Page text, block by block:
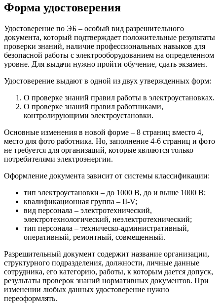
Форма удостоверения
Удостоверение по ЭБ – особый вид разрешительного
документа, который подтверждает положительные результаты
проверки знаний, наличие профессиональных навыков для
безопасной работы с электрооборудованием на определенном
уровне. Для выдачи нужно пройти обучение, сдать экзамен.
Удостоверение выдают в одной из двух утвержденных форм:
О проверке знаний правил работы в электроустановках.
О проверке знаний правил работниками,
контролирующими электроустановки.
Основные изменения в новой форме – 8 страниц вместо 4,
место для фото работника. Но, заполнение 4-6 страниц и фото
не требуется для организаций, которые являются только
потребителями электроэнергии.
Оформление документа зависит от системы классификации:
тип электроустановки – до 1000 В, до и выше 1000 В;
квалификационная группа – ІI-V;
вид персонала – электротехнический,
электротехнологический, неэлектротехнический;
тип персонала – техническо-административный,
оперативный, ремонтный, совмещенный.
Разрешительный документ содержит название организации,
структурного подразделения, должности, личные данные
сотрудника, его категорию, работы, к которым дается допуск,
результаты проверок знаний нормативных документов. При
изменении любых данных удостоверение нужно
переоформлять.